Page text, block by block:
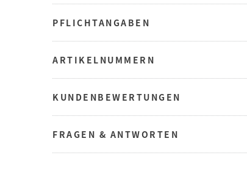
PFLICHTANGABEN
ARTIKELNUMMERN
KUNDENBEWERTUNGEN
FRAGEN & ANTWORTEN